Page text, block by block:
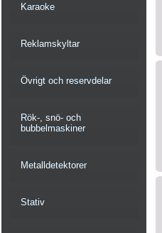
Karaoke
Reklamskyltar
Övrigt och reservdelar
Rök-, snö- och
bubbelmaskiner
Metalldetektorer
Stativ